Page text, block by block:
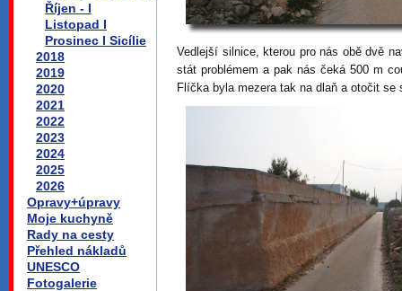
Říjen - I
Listopad I
Prosinec I Sicílie
2018
2019
2020
2021
2022
2023
2024
2025
2026
Opravy+úpravy
Moje kuchyně
Rady na cesty
Přehled nákladů
UNESCO
Fotogalerie
Vedlejší silnice, kterou pro nás obě dvě
stát problémem a pak nás čeká 500 m
Flíčka byla mezera tak na dlaň a otočit se